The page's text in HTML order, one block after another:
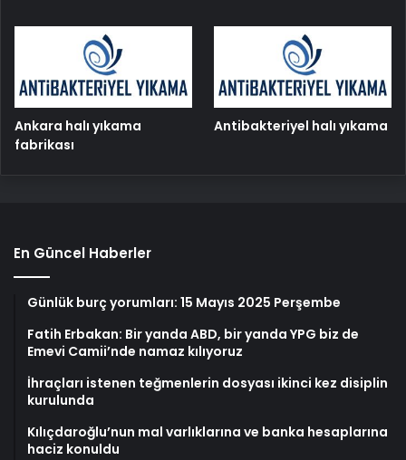
Ankara halı yıkama
fabrikası
Antibakteriyel halı yıkama
En Güncel Haberler
Günlük burç yorumları: 15 Mayıs 2025 Perşembe
Fatih Erbakan: Bir yanda ABD, bir yanda YPG biz de
Emevi Camii’nde namaz kılıyoruz
İhraçları istenen teğmenlerin dosyası ikinci kez disiplin
kurulunda
Kılıçdaroğlu’nun mal varlıklarına ve banka hesaplarına
haciz konuldu